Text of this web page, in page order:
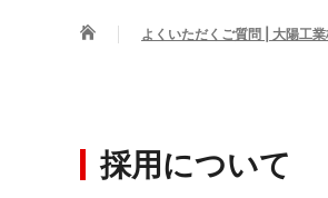
よくいただくご質問 | 大陽工
採用について